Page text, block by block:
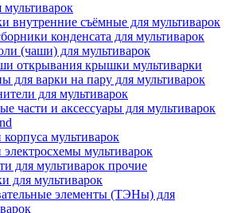
мультиварок
внутренние съёмные для мультиварок
конденсата для мультиварок
(чаши) для мультиварок
открывания крышки мультиварки
для варки на пару для мультиварок
для мультиварок
части и аксессуары для мультиварок
корпуса мультиварок
электросхемы мультиварок
для мультиварок прочие
для мультиварок
элементы (ТЭНы) для